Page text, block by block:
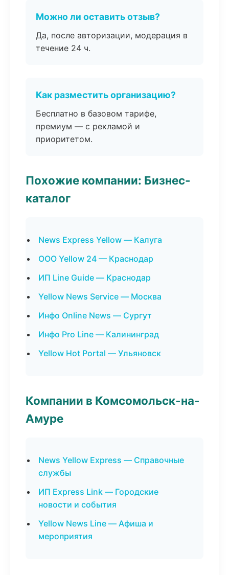
Можно ли оставить отзыв?
Да, после авторизации, модерация в
течение 24 ч.
Как разместить организацию?
Бесплатно в базовом тарифе,
премиум — с рекламой и
приоритетом.
Похожие компании: Бизнес-
каталог
News Express Yellow — Калуга
ООО Yellow 24 — Краснодар
ИП Line Guide — Краснодар
Yellow News Service — Москва
Инфо Online News — Сургут
Инфо Pro Line — Калининград
Yellow Hot Portal — Ульяновск
Компании в Комсомольск-на-
Амуре
News Yellow Express — Справочные
службы
ИП Express Link — Городские
новости и события
Yellow News Line — Афиша и
мероприятия